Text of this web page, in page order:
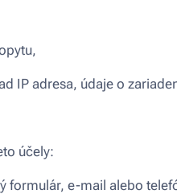
IP adresa, údaje o
účely:
formulár, e-mail alebo